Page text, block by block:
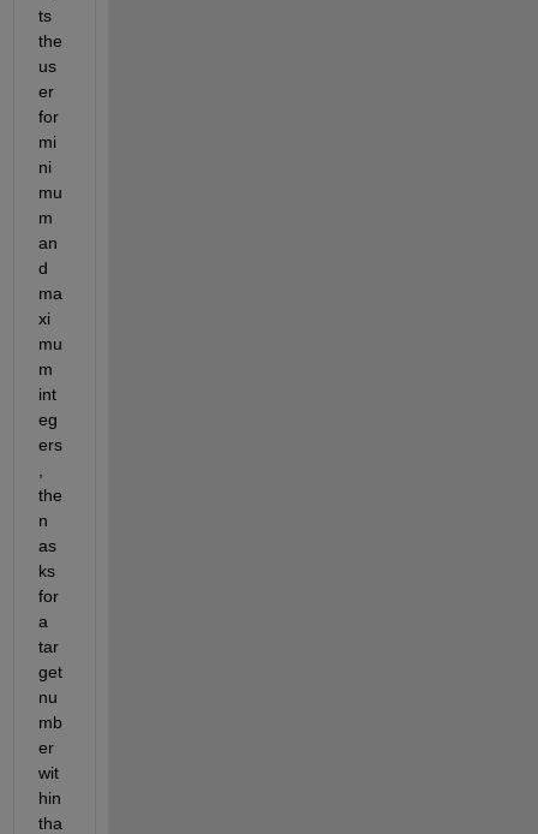
ts
the
us
er
for
mi
ni
mu
m
an
d
ma
xi
mu
m
int
eg
ers
the
n
as
ks
for
a
tar
get
nu
mb
er
wit
hin
tha